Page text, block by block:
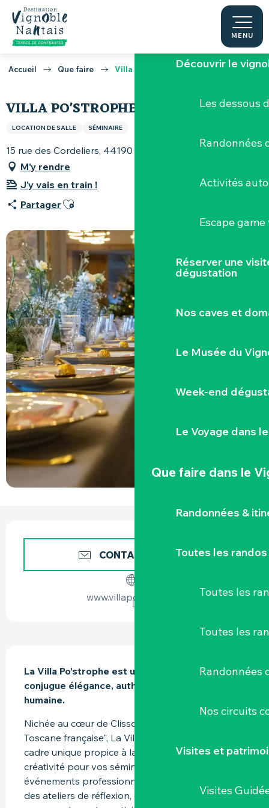
Aller
contenu
principal
MENU
Terres de Muscadet
Découvrir le
Les dessous
Randonnées
Activités
Escape
Réserver une
dégustation
Nos caves et
Le Musée du
Week-end
Le Voyage dans
Que faire dans le
Randonnées &
Toutes les randos
Toutes les
Toutes les
Randonnées
Nos circuits
Visites et
Visites
Accueil Que faire Villa Po'strophe
VILLA PO'STROPHE
LOCATION DE SALLE SÉMINAIRE
15 rue des Cordeliers, 44190 Clisson
M'y rendre
J'y vais en train !
Partager Ajouter aux favoris
CONTACTEZ-NOUS
www.villapostrophe.fr
La Villa Po’strophe est un lieu d’exception qui
conjugue élégance, authenticité et chaleur
humaine.
Nichée au cœur de Clisson, surnommée la "petite
Toscane française", La Villa Po’strophe offre un
cadre unique propice à la réflexion et à la
créativité pour vos séminaires, réunions ou
événements professionnels. Que ce soit pour
des ateliers de réflexion, des moments